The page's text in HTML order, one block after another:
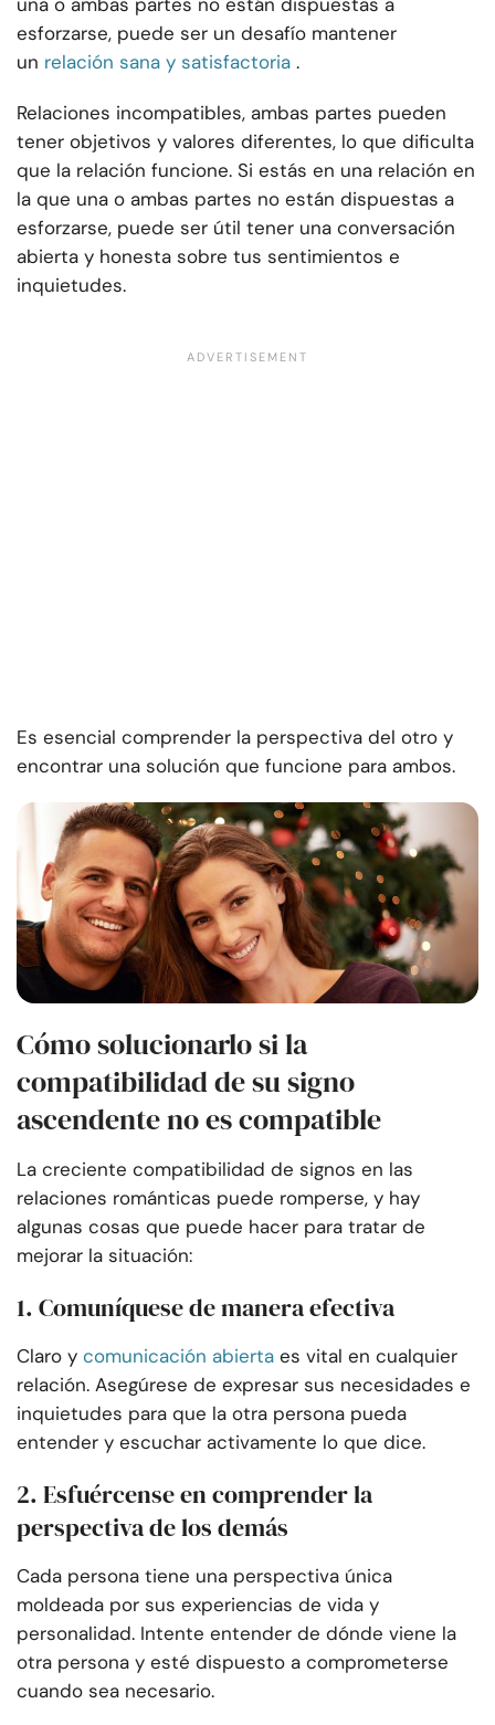
esforzarse, puede ser un desafío mantener
un relación sana y satisfactoria .
Relaciones incompatibles, ambas partes pueden
tener objetivos y valores diferentes, lo que dificulta
que la relación funcione. Si estás en una relación en
la que una o ambas partes no están dispuestas a
esforzarse, puede ser útil tener una conversación
abierta y honesta sobre tus sentimientos e
inquietudes.
Es esencial comprender la perspectiva del otro y
encontrar una solución que funcione para ambos.
Cómo solucionarlo si la
compatibilidad de su signo
ascendente no es compatible
La creciente compatibilidad de signos en las
relaciones románticas puede romperse, y hay
algunas cosas que puede hacer para tratar de
mejorar la situación:
1. Comuníquese de manera efectiva
Claro y comunicación abierta es vital en cualquier
relación. Asegúrese de expresar sus necesidades e
inquietudes para que la otra persona pueda
entender y escuchar activamente lo que dice.
2. Esfuércense en comprender la
perspectiva de los demás
Cada persona tiene una perspectiva única
moldeada por sus experiencias de vida y
personalidad. Intente entender de dónde viene la
otra persona y esté dispuesto a comprometerse
cuando sea necesario.